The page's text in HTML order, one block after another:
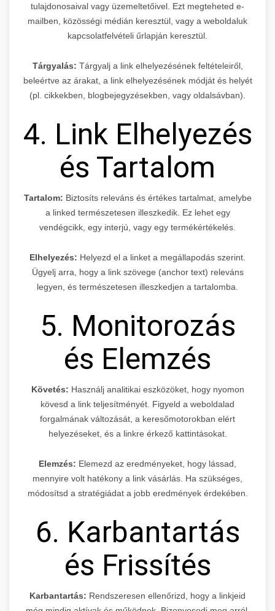
tulajdonosaival vagy üzemeltetőivel. Ezt megteheted e-
mailben, közösségi médián keresztül, vagy a weboldaluk
kapcsolatfelvételi űrlapján keresztül.
Tárgyalás: Tárgyalj a link elhelyezésének feltételeiről,
beleértve az árakat, a link elhelyezésének módját és helyét
(pl. cikkekben, blogbejegyzésekben, vagy oldalsávban).
4. Link Elhelyezés
és Tartalom
Tartalom: Biztosíts releváns és értékes tartalmat, amelybe
a linked természetesen illeszkedik. Ez lehet egy
vendégcikk, egy interjú, vagy egy termékértékelés.
Elhelyezés: Helyezd el a linket a megállapodás szerint.
Ügyelj arra, hogy a link szövege (anchor text) releváns
legyen, és természetesen illeszkedjen a tartalomba.
5. Monitorozás
és Elemzés
Követés: Használj analitikai eszközöket, hogy nyomon
kövesd a link teljesítményét. Figyeld a weboldalad
forgalmának változását, a keresőmotorokban elért
helyezéseket, és a linkre érkező kattintásokat.
Elemzés: Elemezd az eredményeket, hogy lássad,
mennyire volt hatékony a link vásárlás. Ha szükséges,
módosítsd a stratégiádat a jobb eredmények érdekében.
6. Karbantartás
és Frissítés
Karbantartás: Rendszeresen ellenőrizd, hogy a linkjeid